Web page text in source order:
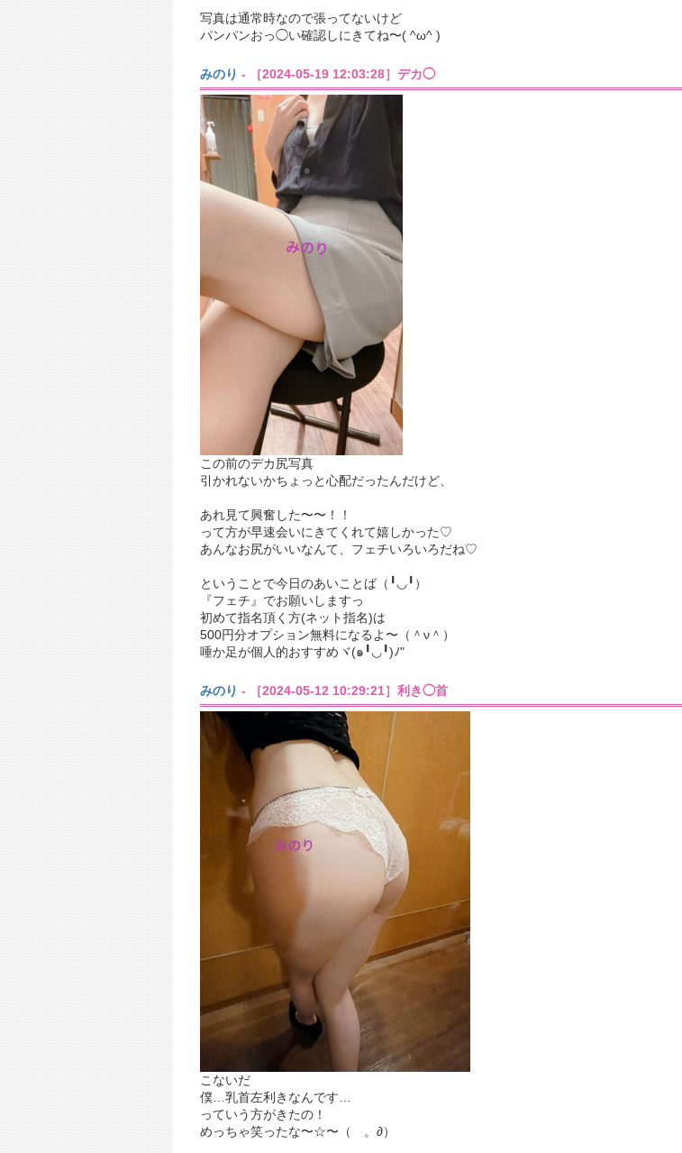
写真は通常時なので張ってないけど
パンパンおっ◯い確認しにきてね〜( ^ω^ )
みのり - ［2024-05-19 12:03:28］デカ◯
この前のデカ尻写真
引かれないかちょっと心配だったんだけど、
あれ見て興奮した〜〜！！
って方が早速会いにきてくれて嬉しかった♡
あんなお尻がいいなんて、フェチいろいろだね♡
ということで今日のあいことば（╹◡╹）
『フェチ』でお願いしますっ
初めて指名頂く方(ネット指名)は
500円分オプション無料になるよ〜（＾ν＾）
唾か足が個人的おすすめヾ(๑╹◡╹)ﾉ"
みのり - ［2024-05-12 10:29:21］利き◯首
こないだ
僕…乳首左利きなんです…
っていう方がきたの！
めっちゃ笑ったな〜☆〜（ゝ。∂）